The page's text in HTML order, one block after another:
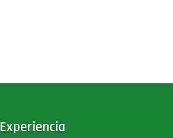
Experiencia